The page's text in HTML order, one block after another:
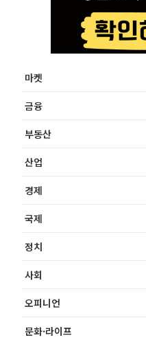
마켓
금융
부동산
산업
경제
국제
정치
사회
오피니언
문화·라이프